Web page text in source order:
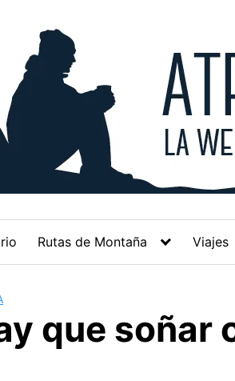
Rutas de Montaña Viajes
que soñar